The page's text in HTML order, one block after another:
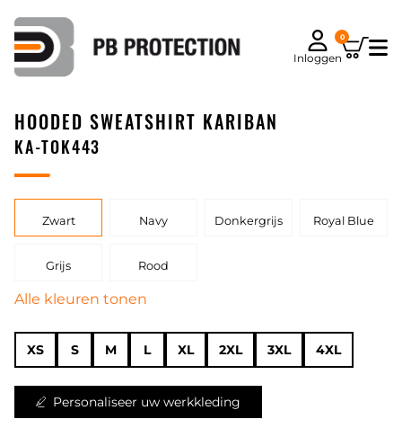
Inloggen
0
HOODED SWEATSHIRT KARIBAN
KA-TOK443
Zwart Navy Donkergrijs Royal Blue
Grijs Rood
Alle kleuren tonen
XS S M L XL 2XL 3XL 4XL
Personaliseer uw werkkleding